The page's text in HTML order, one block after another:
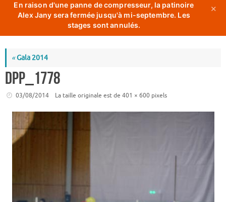
En raison d'une panne de compresseur, la patinoire
Alex Jany sera fermée jusqu'à mi-septembre. Les
stages sont annulés.
✕
«Gala 2014
DPP_1778
03/08/2014 La taille originale est de 401 × 600 pixels